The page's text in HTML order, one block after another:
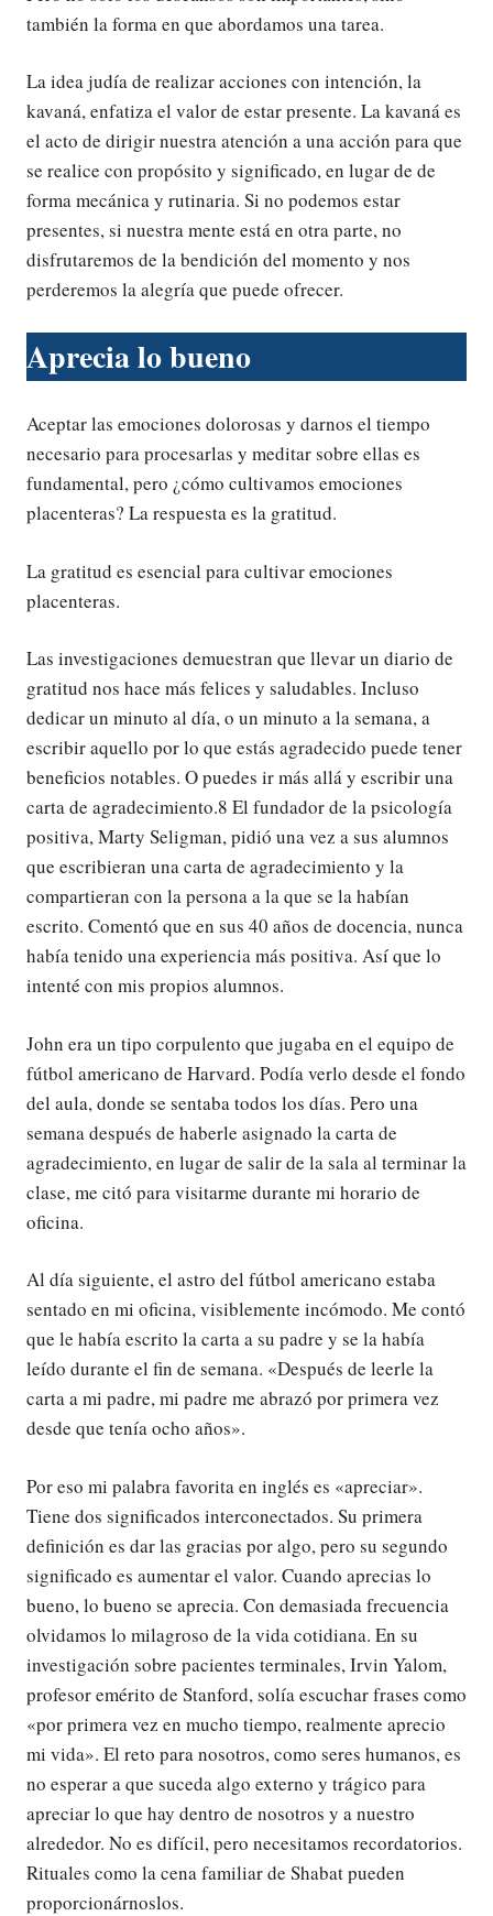
también la forma en que abordamos una tarea.
La idea judía de realizar acciones con intención, la
kavaná, enfatiza el valor de estar presente. La kavaná es
el acto de dirigir nuestra atención a una acción para que
se realice con propósito y significado, en lugar de de
forma mecánica y rutinaria. Si no podemos estar
presentes, si nuestra mente está en otra parte, no
disfrutaremos de la bendición del momento y nos
perderemos la alegría que puede ofrecer.
Aprecia lo bueno
Aceptar las emociones dolorosas y darnos el tiempo
necesario para procesarlas y meditar sobre ellas es
fundamental, pero ¿cómo cultivamos emociones
placenteras? La respuesta es la gratitud.
La gratitud es esencial para cultivar emociones
placenteras.
Las investigaciones demuestran que llevar un diario de
gratitud nos hace más felices y saludables. Incluso
dedicar un minuto al día, o un minuto a la semana, a
escribir aquello por lo que estás agradecido puede tener
beneficios notables. O puedes ir más allá y escribir una
carta de agradecimiento.8 El fundador de la psicología
positiva, Marty Seligman, pidió una vez a sus alumnos
que escribieran una carta de agradecimiento y la
compartieran con la persona a la que se la habían
escrito. Comentó que en sus 40 años de docencia, nunca
había tenido una experiencia más positiva. Así que lo
intenté con mis propios alumnos.
John era un tipo corpulento que jugaba en el equipo de
fútbol americano de Harvard. Podía verlo desde el fondo
del aula, donde se sentaba todos los días. Pero una
semana después de haberle asignado la carta de
agradecimiento, en lugar de salir de la sala al terminar la
clase, me citó para visitarme durante mi horario de
oficina.
Al día siguiente, el astro del fútbol americano estaba
sentado en mi oficina, visiblemente incómodo. Me contó
que le había escrito la carta a su padre y se la había
leído durante el fin de semana. «Después de leerle la
carta a mi padre, mi padre me abrazó por primera vez
desde que tenía ocho años».
Por eso mi palabra favorita en inglés es «apreciar».
Tiene dos significados interconectados. Su primera
definición es dar las gracias por algo, pero su segundo
significado es aumentar el valor. Cuando aprecias lo
bueno, lo bueno se aprecia. Con demasiada frecuencia
olvidamos lo milagroso de la vida cotidiana. En su
investigación sobre pacientes terminales, Irvin Yalom,
profesor emérito de Stanford, solía escuchar frases como
«por primera vez en mucho tiempo, realmente aprecio
mi vida». El reto para nosotros, como seres humanos, es
no esperar a que suceda algo externo y trágico para
apreciar lo que hay dentro de nosotros y a nuestro
alrededor. No es difícil, pero necesitamos recordatorios.
Rituales como la cena familiar de Shabat pueden
proporcionárnoslos.